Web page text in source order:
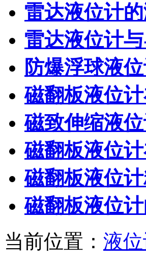
雷达液位计
雷达液位计
防爆浮球液
磁翻板液位
磁致伸缩液
磁翻板液位
磁翻板液位
磁翻板液位
当前位置： 液